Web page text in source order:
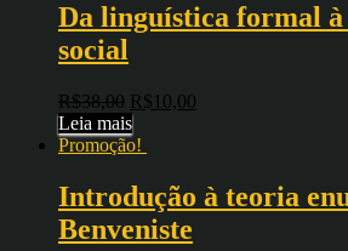
Da linguística formal
social
R$38,00 R$ 10,00
Leia mais
Promoção!
Introdução à teoria
Benveniste